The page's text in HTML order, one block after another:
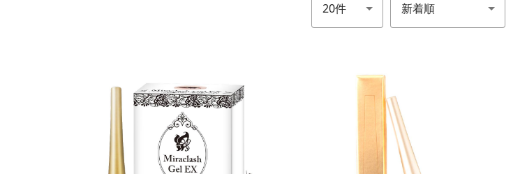
カートに追加しました。